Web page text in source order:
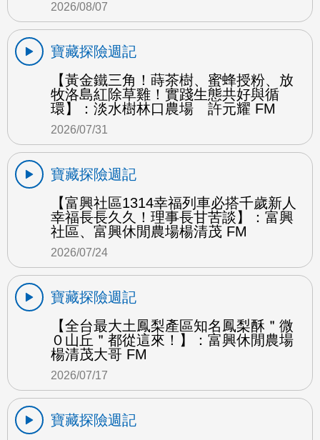
2026/08/07
寶藏探險週記
【黃金鐵三角！蒔茶樹、蜜蜂授粉、放
牧洛島紅除草雞！實踐生態共好與循
環】：淡水樹林口農場 許元耀 FM
2026/07/31
寶藏探險週記
【富興社區1314幸福列車必搭千歲新人
幸福長長久久！理事長甘苦談】：富興
社區、富興休閒農場楊清茂 FM
2026/07/24
寶藏探險週記
【全台最大土鳳梨產區知名鳳梨酥＂微
０山丘＂都從這來！】：富興休閒農場
楊清茂大哥 FM
2026/07/17
寶藏探險週記